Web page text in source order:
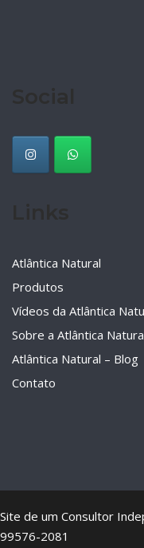
Atlântica Natural
Produtos
Vídeos da Atlântica
Sobre a Atlântica
Atlântica Natural – Blog
Contato
Site de um Consultor
99576-2081